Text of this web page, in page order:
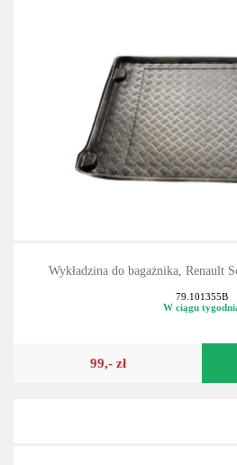
Wykładzina do bagażnika, Renault
79.101355B
W ciągu
99,- zł